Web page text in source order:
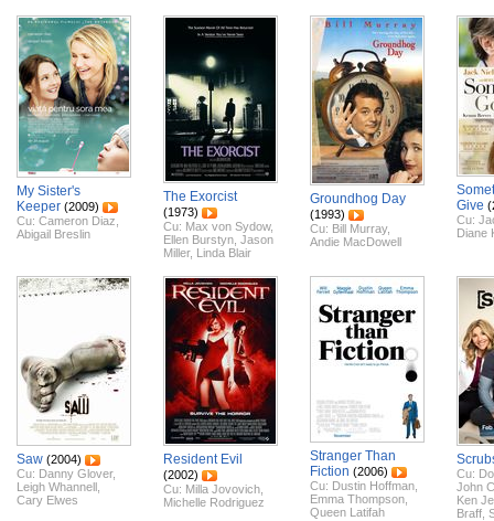
My Sister's
Keeper (2009)
Cu: Cameron Diaz
Abigail Breslin
The Exorcist
(1973)
Cu: Max von Sydow,
Ellen Burstyn Jason
Miller, Linda Blair
Groundhog Day
(1993)
Cu: Bill Murray,
Andie MacDowell
Give
Cu:
Diane
Saw (2004)
Cu: Danny Glover,
Leigh Whannell
Cary Elwes
Resident Evil
(2002)
Cu: Milla Jovovich
Michelle Rodriguez
Stranger Than
Fiction (2006)
Cu: Dustin Hoffman
Emma Thompson
Queen Latifah
Cu:
John
Ken
Braff